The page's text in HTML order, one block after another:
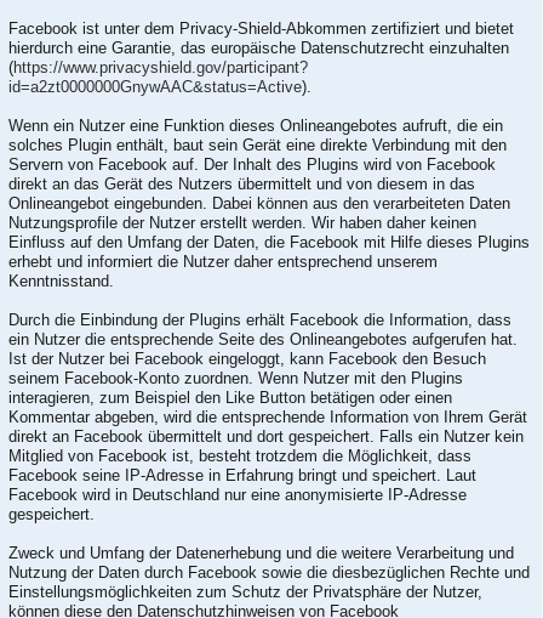
Facebook ist unter dem Privacy-Shield-Abkommen zertifiziert und bietet
hierdurch eine Garantie, das europäische Datenschutzrecht einzuhalten
(https://www.privacyshield.gov/participant?
id=a2zt0000000GnywAAC&status=Active).
Wenn ein Nutzer eine Funktion dieses Onlineangebotes aufruft, die ein
solches Plugin enthält, baut sein Gerät eine direkte Verbindung mit den
Servern von Facebook auf. Der Inhalt des Plugins wird von Facebook
direkt an das Gerät des Nutzers übermittelt und von diesem in das
Onlineangebot eingebunden. Dabei können aus den verarbeiteten Daten
Nutzungsprofile der Nutzer erstellt werden. Wir haben daher keinen
Einfluss auf den Umfang der Daten, die Facebook mit Hilfe dieses Plugins
erhebt und informiert die Nutzer daher entsprechend unserem
Kenntnisstand.
Durch die Einbindung der Plugins erhält Facebook die Information, dass
ein Nutzer die entsprechende Seite des Onlineangebotes aufgerufen hat.
Ist der Nutzer bei Facebook eingeloggt, kann Facebook den Besuch
seinem Facebook-Konto zuordnen. Wenn Nutzer mit den Plugins
interagieren, zum Beispiel den Like Button betätigen oder einen
Kommentar abgeben, wird die entsprechende Information von Ihrem Gerät
direkt an Facebook übermittelt und dort gespeichert. Falls ein Nutzer kein
Mitglied von Facebook ist, besteht trotzdem die Möglichkeit, dass
Facebook seine IP-Adresse in Erfahrung bringt und speichert. Laut
Facebook wird in Deutschland nur eine anonymisierte IP-Adresse
gespeichert.
Zweck und Umfang der Datenerhebung und die weitere Verarbeitung und
Nutzung der Daten durch Facebook sowie die diesbezüglichen Rechte und
Einstellungsmöglichkeiten zum Schutz der Privatsphäre der Nutzer,
können diese den Datenschutzhinweisen von Facebook